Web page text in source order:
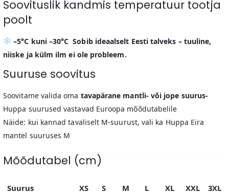
Soovituslik kandmis temperatuur tootja
poolt
–5°C kuni –30°C Sobib ideaalselt Eesti talveks – tuuline,
niiske ja külm ilm ei ole probleem.
Suuruse soovitus
Soovitame valida oma tavapärane mantli- või jope suurus-
Huppa suurused vastavad Euroopa mõõdutabelile
Näide: kui kannad tavaliselt M-suurust, vali ka Huppa Eira
mantel suuruses M
Mõõdutabel (cm)
Suurus XS S M L XL XXL
3XL